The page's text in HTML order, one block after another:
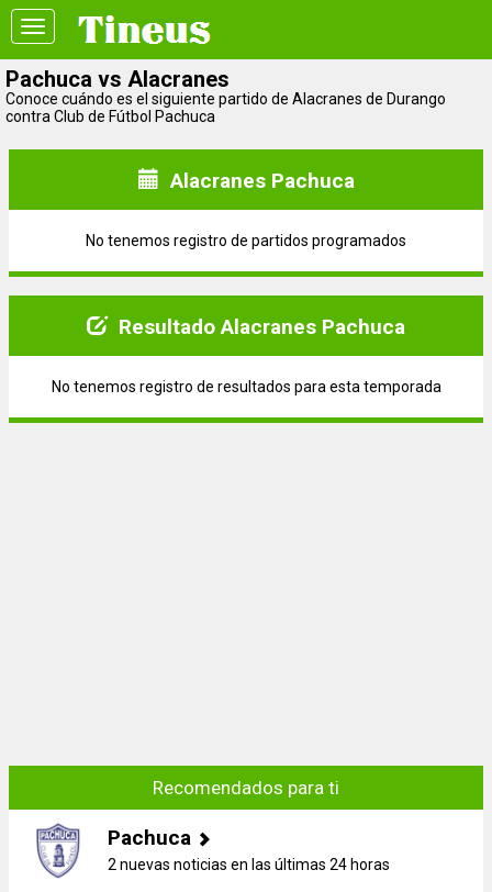
Toggle
navigation
Pachuca vs Alacranes
Conoce cuándo es el siguiente partido de Alacranes de Durango
contra Club de Fútbol Pachuca
Alacranes Pachuca
No tenemos registro de partidos programados
Resultado Alacranes Pachuca
No tenemos registro de resultados para esta temporada
Recomendados para ti
Pachuca
2 nuevas noticias en las últimas 24 horas